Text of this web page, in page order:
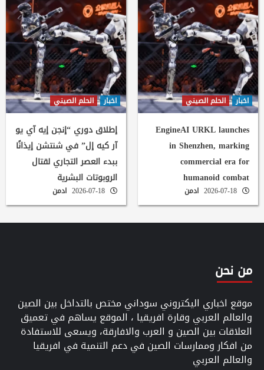
اخبار الحلم الصيني
EngineAI URKL launches
in Shenzhen, marking
commercial era for
humanoid combat
ادمن
اخبار الحلم الصيني
إطلاق دوري “إنجن إيه آي يو
آر كيه إل” في شنتشن إيذانًا
ببدء العصر التجاري لقتال
الروبوتات البشرية
ادمن
من نحن
موقع اخباري اليكتروني سوداني مختص بالتداخل بين الصين
والعالم العربي وقارة افريقيا ، الموقع يساهم في تعميق
العلاقات بين الصين و العرب والافارقة، ويسعى للاستفادة
من افكار وممارسات الصين في دعم التنمية في افريقيا
والعالم العربي